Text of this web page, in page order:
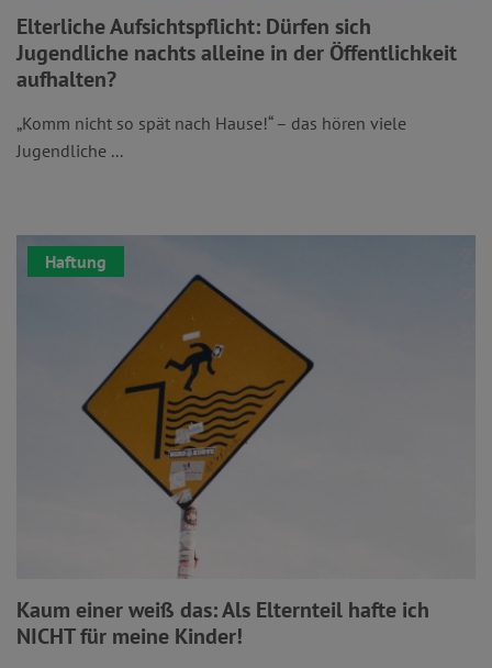
Elterliche Aufsichtspflicht: Dürfen sich
Jugendliche nachts alleine in der Öffentlichkeit
aufhalten?
„Komm nicht so spät nach Hause!“ – das hören viele
Jugendliche ...
Haftung
Kaum einer weiß das: Als Elternteil hafte ich
NICHT für meine Kinder!